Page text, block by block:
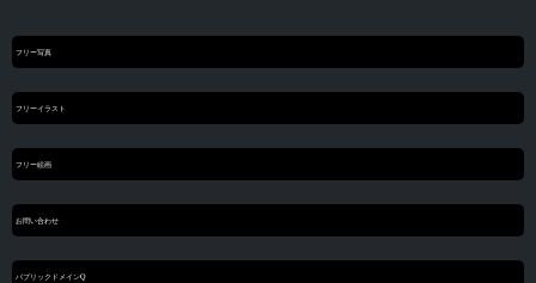
フリー写真
フリーイラスト
フリー絵画
お問い合わせ
パブリックドメインQ